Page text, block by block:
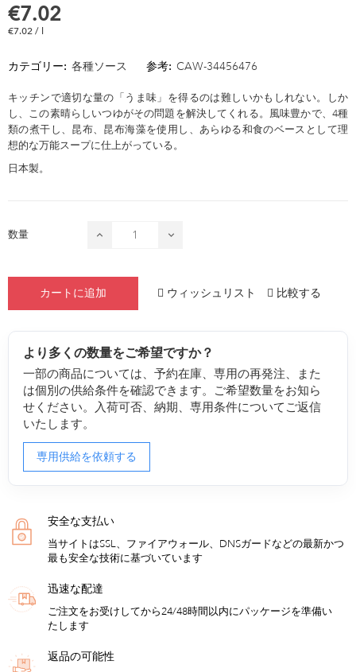
€7.02
€7.02 / l
カテゴリー: 各種ソース 参考: CAW-34456476
キッチンで適切な量の「うま味」を得るのは難しいかもしれない。しか
し、この素晴らしいつゆがその問題を解決してくれる。風味豊かで、4種
類の煮干し、昆布、昆布海藻を使用し、あらゆる和食のベースとして理
想的な万能スープに仕上がっている。
日本製。
数量
カートに追加 ウィッシュリスト 比較する
より多くの数量をご希望ですか？
一部の商品については、予約在庫、専用の再発注、また
は個別の供給条件を確認できます。ご希望数量をお知ら
せください。入荷可否、納期、専用条件についてご返信
いたします。
専用供給を依頼する
安全な支払い
当サイトはSSL、ファイアウォール、DNSガードなどの最新かつ
最も安全な技術に基づいています
迅速な配達
ご注文をお受けしてから24/48時間以内にパッケージを準備い
たします
返品の可能性